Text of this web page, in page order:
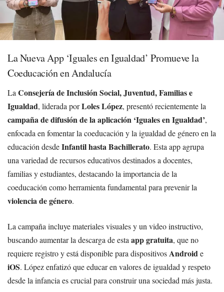
La Nueva App ‘Iguales en Igualdad’ Promueve la
Coeducación en Andalucía
La Consejería de Inclusión Social, Juventud, Familias e
Igualdad, liderada porLoles López, presentó recientemente la
campaña de difusión de la aplicación ‘Iguales en Igualdad’,
enfocada en fomentar la coeducación y la igualdad de género en la
educación desdeInfantil hasta Bachillerato. Esta app agrupa
una variedad de recursos educativos destinados a docentes,
familias y estudiantes, destacando la importancia de la
coeducación como herramienta fundamental para prevenir la
violencia de género.
La campaña incluye materiales visuales y un video instructivo,
buscando aumentar la descarga de esta app gratuita, que no
requiere registro y está disponible para dispositivosAndroide
iOS. López enfatizó que educar en valores de igualdad y respeto
desde la infancia es crucial para construir una sociedad más justa.